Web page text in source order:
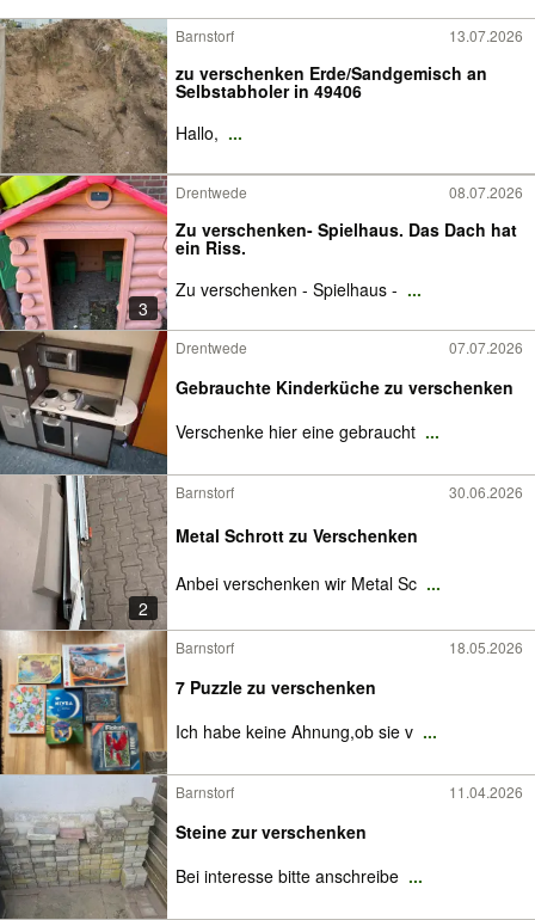
Barnstorf 13.07.2026
zu verschenken Erde/Sandgemisch an
Selbstabholer in 49406
Hallo, ...
3
Drentwede 08.07.2026
Zu verschenken- Spielhaus. Das Dach hat
ein Riss.
Zu verschenken - Spielhaus - ...
Drentwede 07.07.2026
Gebrauchte Kinderküche zu verschenken
Verschenke hier eine gebraucht ...
2
Barnstorf 30.06.2026
Metal Schrott zu Verschenken
Anbei verschenken wir Metal Sc ...
Barnstorf 18.05.2026
7 Puzzle zu verschenken
Ich habe keine Ahnung,ob sie v ...
Barnstorf 11.04.2026
Steine zur verschenken
Bei interesse bitte anschreibe ...